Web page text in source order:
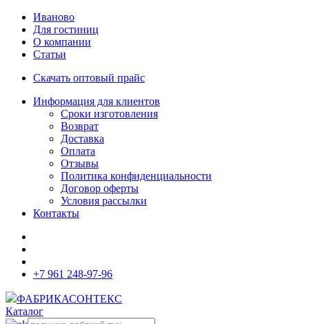
Иваново
Для гостиниц
О компании
Статьи
Скачать оптовый прайс
Информация для клиентов
Сроки изготовления
Возврат
Доставка
Оплата
Отзывы
Политика конфиденциальности
Договор оферты
Условия рассылки
Контакты
+7 961 248-97-96
ФАБРИКАСОНТЕКС
Каталог